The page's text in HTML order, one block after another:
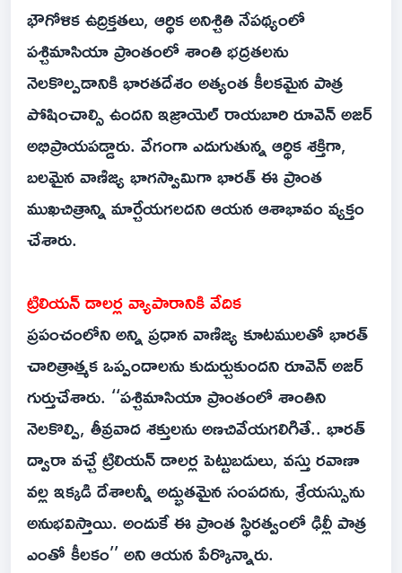
భౌగోళిక ఉద్రిక్తతలు, ఆర్థిక అనిశ్చితి నేపథ్యంలో
పశ్చిమాసియా ప్రాంతంలో శాంతి భద్రతలను
నెలకొల్పడానికి భారతదేశం అత్యంత కీలకమైన పాత్ర
పోషించాల్సి ఉందని ఇజ్రాయెల్ రాయబారి రూవెన్ అజర్
అభిప్రాయపడ్డారు. వేగంగా ఎదుగుతున్న ఆర్థిక శక్తిగా,
బలమైన వాణిజ్య భాగస్వామిగా భారత్ ఈ ప్రాంత
ముఖచిత్రాన్ని మార్చేయగలదని ఆయన ఆశాభావం వ్యక్తం
చేశారు.
ట్రిలియన్ డాలర్ల వ్యాపారానికి వేదిక
ప్రపంచంలోని అన్ని ప్రధాన వాణిజ్య కూటములతో భారత్
చారిత్రాత్మక ఒప్పందాలను కుదుర్చుకుందని రూవెన్ అజర్
గుర్తుచేశారు. ‘‘పశ్చిమాసియా ప్రాంతంలో శాంతిని
నెలకొల్పి, తీవ్రవాద శక్తులను అణచివేయగలిగితే.. భారత్
ద్వారా వచ్చే ట్రిలియన్ డాలర్ల పెట్టుబడులు, వస్తు రవాణా
వల్ల ఇక్కడి దేశాలన్నీ అద్భుతమైన సంపదను, శ్రేయస్సును
అనుభవిస్తాయి. అందుకే ఈ ప్రాంత స్థిరత్వంలో ఢిల్లీ పాత్ర
ఎంతో కీలకం’’ అని ఆయన పేర్కొన్నారు.